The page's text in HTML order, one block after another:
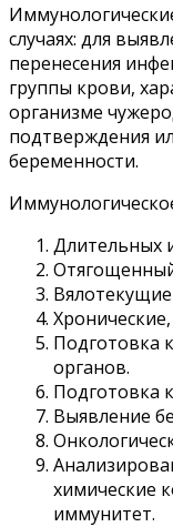
случаях: для
перенесения
группы крови,
организме
подтверждения
беременности.
Длительных
Подготовка
органов.
Подготовка
Выявление
химические
иммунитет.